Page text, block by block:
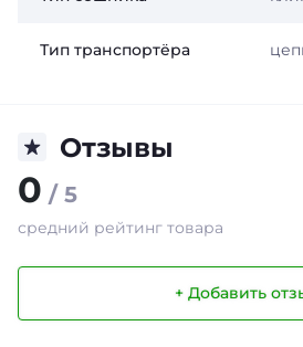
Тип транспортёра
Отзывы
0 / 5
средний рейтинг товара
+ Добавить